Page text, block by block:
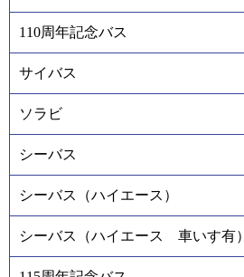
110周年記念バス
サイバス
ソラビ
シーバス
シーバス（ハイエース）
シーバス（ハイエース 車いす有）